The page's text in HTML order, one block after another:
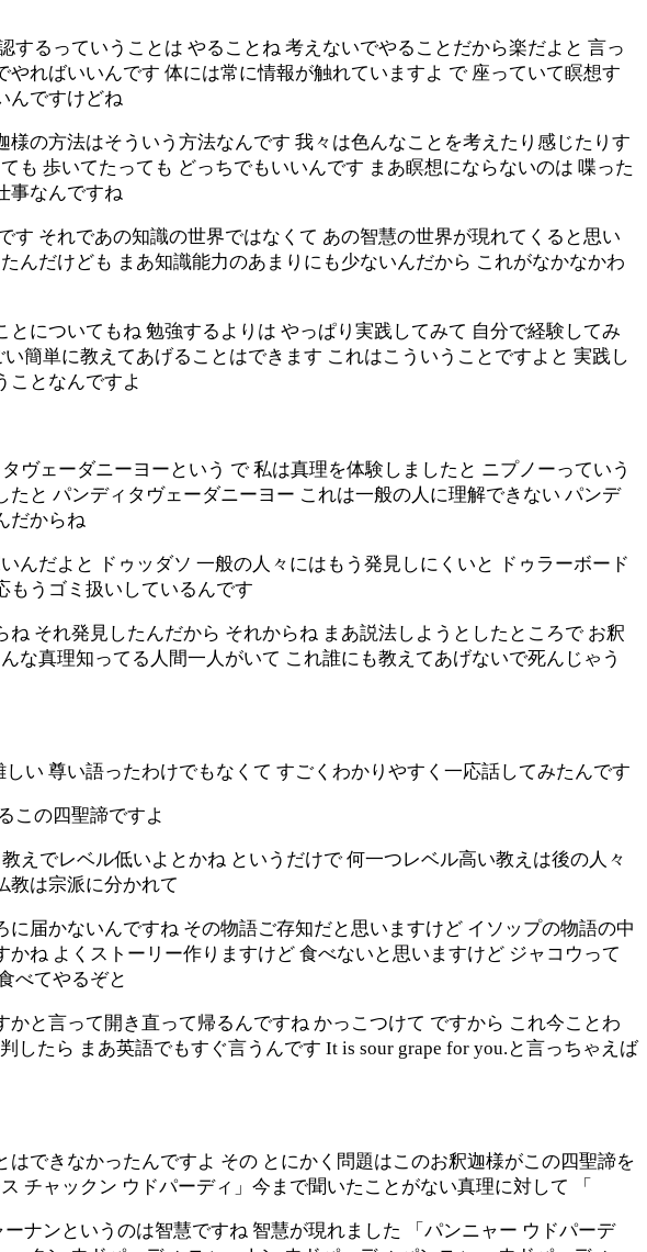
るっていうことは やることね 考えないでやることだから楽だよと 言っ
ればいいんです 体には常に情報が触れていますよ で 座っていて瞑想す
んですけどね
の方法はそういう方法なんです 我々は色んなことを考えたり感じたりす
も 歩いてたっても どっちでもいいんです まあ瞑想にならないのは 喋った
事なんですね
それであの知識の世界ではなくて あの智慧の世界が現れてくると思い
んだけども まあ知識能力のあまりにも少ないんだから これがなかなかわ
についてもね 勉強するよりは やっぱり実践してみて 自分で経験してみ
簡単に教えてあげることはできます これはこういうことですよと 実践し
ことなんですよ
ェーダニーヨーという で 私は真理を体験しましたと ニプノーっていう
と パンディタヴェーダニーヨー これは一般の人に理解できない パンデ
だからね
んだよと ドゥッダソ 一般の人々にはもう発見しにくいと ドゥラーボード
もうゴミ扱いしているんです
それ発見したんだから それからね まあ説法しようとしたところで お釈
な真理知ってる人間一人がいて これ誰にも教えてあげないで死んじゃう
い 尊い語ったわけでもなくて すごくわかりやすく一応話してみたんです
この四聖諦ですよ
えでレベル低いよとかね というだけで 何一つレベル高い教えは後の人々
教は宗派に分かれて
届かないんですね その物語ご存知だと思いますけど イソップの物語の中
ね よくストーリー作りますけど 食べないと思いますけど ジャコウって
べてやるぞと
と言って開き直って帰るんですね かっこつけて ですから これ今ことわ
したら まあ英語でもすぐ言うんです It is sour grape for you.と言っちゃえば
できなかったんですよ その とにかく問題はこのお釈迦様がこの四聖諦を
チャックン ウドパーディ」今まで聞いたことがない真理に対して 「
ナンというのは智慧ですね 智慧が現れました 「パンニャー ウドパーデ